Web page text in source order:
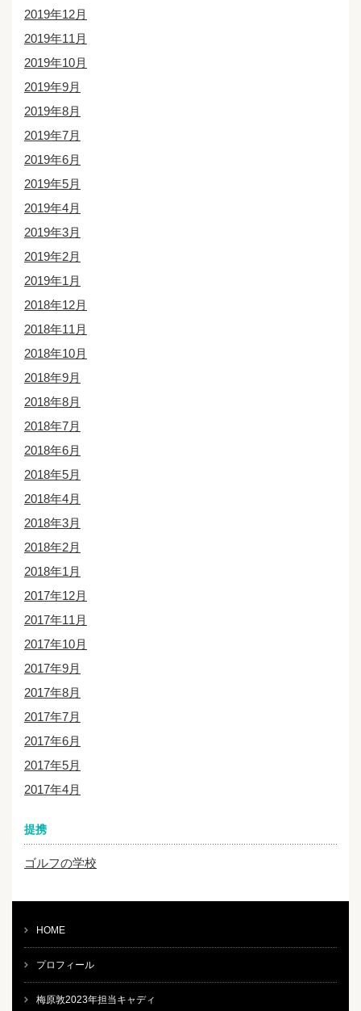
2019年12月
2019年11月
2019年10月
2019年9月
2019年8月
2019年7月
2019年6月
2019年5月
2019年4月
2019年3月
2019年2月
2019年1月
2018年12月
2018年11月
2018年10月
2018年9月
2018年8月
2018年7月
2018年6月
2018年5月
2018年4月
2018年3月
2018年2月
2018年1月
2017年12月
2017年11月
2017年10月
2017年9月
2017年8月
2017年7月
2017年6月
2017年5月
2017年4月
提携
ゴルフの学校
HOME
プロフィール
梅原敦2023年担当キャディ